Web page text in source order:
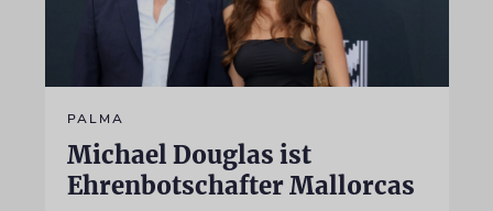
PALMA
Michael Douglas ist
Ehrenbotschafter Mallorcas